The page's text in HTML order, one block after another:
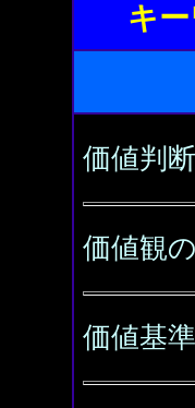
キ
価値判
価値観
価値基